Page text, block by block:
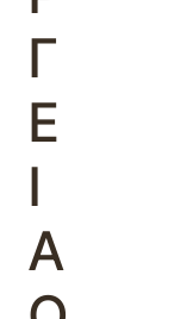
Γ
Ε
Ι
Α